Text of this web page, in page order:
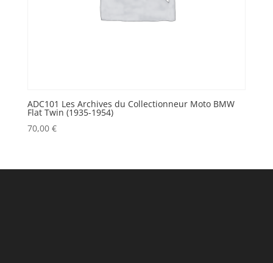
ADC101 Les Archives du Collectionneur Moto BMW
Flat Twin (1935-1954)
70,00 €